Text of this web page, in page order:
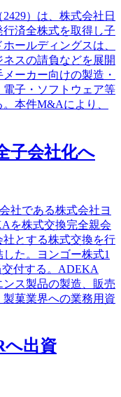
）は、株式会社日
済全株式を取得し子
ールディングスは、
スの請負などを展開
ーカー向けの製造・
子・ソフトウェア等
本件M&Aにより、
子会社化へ
社である株式会社ヨ
を株式交換完全親会
とする株式交換を行
た。ヨンゴー株式1
付する。ADEKA
ス製品の製造、販売
菓業界への業務用資
へ出資